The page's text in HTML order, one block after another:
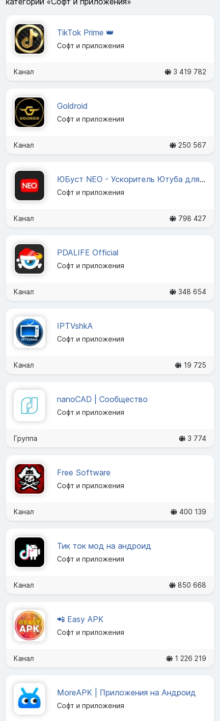
TikTok Prime 👑
Софт и приложения
Канал 3 419 782
Goldroid
Софт и приложения
Канал 250 567
ЮБуст NEO - Ускоритель Ютуба для Chrome, Android и TV
Софт и приложения
Канал 798 427
PDALIFE Official
Софт и приложения
Канал 348 654
IPTVshkA
Софт и приложения
Канал 19 725
nanoCAD | Сообщество
Софт и приложения
Группа 3 774
Free Software
Софт и приложения
Канал 400 139
Тик ток мод на андроид
Софт и приложения
Канал 850 668
📲 Easy APK
Софт и приложения
Канал 1 226 219
MoreAPK | Приложения на Андроид
Софт и приложения